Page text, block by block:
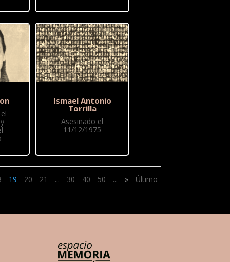
Ismael Antonio
Torrilla
Asesinado el
11/12/1975
19 20 21 ... 30 40 50 ... » Último